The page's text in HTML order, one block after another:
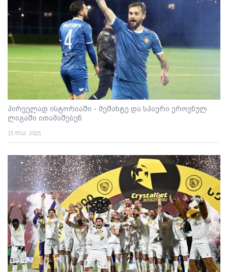
პირველად ისტორიაში - მეშახტე და სპაერი ეროვნულ
ლიგაში ითამაშებენ
15 დეკ. 2025